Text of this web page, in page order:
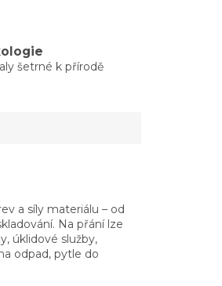
šetrné k přírodě
a síly materiálu – od
Na přání lze
úklidové služby,
odpad, pytle do